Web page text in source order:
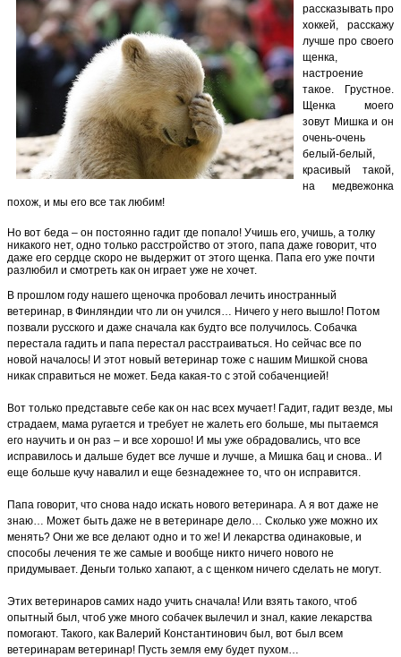
рассказывать про
хоккей, расскажу
лучше про своего
щенка,
настроение
такое. Грустное.
Щенка моего
зовут Мишка и он
очень-очень
белый-белый,
красивый такой,
на медвежонка
похож, и мы его все так любим!
Но вот беда – он постоянно гадит где попало! Учишь его, учишь, а толку
никакого нет, одно только расстройство от этого, папа даже говорит, что
даже его сердце скоро не выдержит от этого щенка. Папа его уже почти
разлюбил и смотреть как он играет уже не хочет.
В прошлом году нашего щеночка пробовал лечить иностранный
ветеринар, в Финляндии что ли он учился… Ничего у него вышло! Потом
позвали русского и даже сначала как будто все получилось. Собачка
перестала гадить и папа перестал расстраиваться. Но сейчас все по
новой началось! И этот новый ветеринар тоже с нашим Мишкой снова
никак справиться не может. Беда какая-то с этой собаченцией!
Вот только представьте себе как он нас всех мучает! Гадит, гадит везде, мы
страдаем, мама ругается и требует не жалеть его больше, мы пытаемся
его научить и он раз – и все хорошо! И мы уже обрадовались, что все
исправилось и дальше будет все лучше и лучше, а Мишка бац и снова.. И
еще больше кучу навалил и еще безнадежнее то, что он исправится.
Папа говорит, что снова надо искать нового ветеринара. А я вот даже не
знаю… Может быть даже не в ветеринаре дело… Сколько уже можно их
менять? Они же все делают одно и то же! И лекарства одинаковые, и
способы лечения те же самые и вообще никто ничего нового не
придумывает. Деньги только хапают, а с щенком ничего сделать не могут.
Этих ветеринаров самих надо учить сначала! Или взять такого, чтоб
опытный был, чтоб уже много собачек вылечил и знал, какие лекарства
помогают. Такого, как Валерий Константинович был, вот был всем
ветеринарам ветеринар! Пусть земля ему будет пухом…